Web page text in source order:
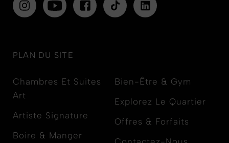
PLAN DU SITE
Chambres Et Suites
Art
Artiste Signature
Boire & Manger
Bien-Être & Gym
Explorez Le Quartier
Offres & Forfaits